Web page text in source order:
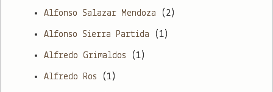
Alfonso Salazar Mendoza (2)
Alfonso Sierra Partida (1)
Alfredo Grimaldos (1)
Alfredo Ros (1)